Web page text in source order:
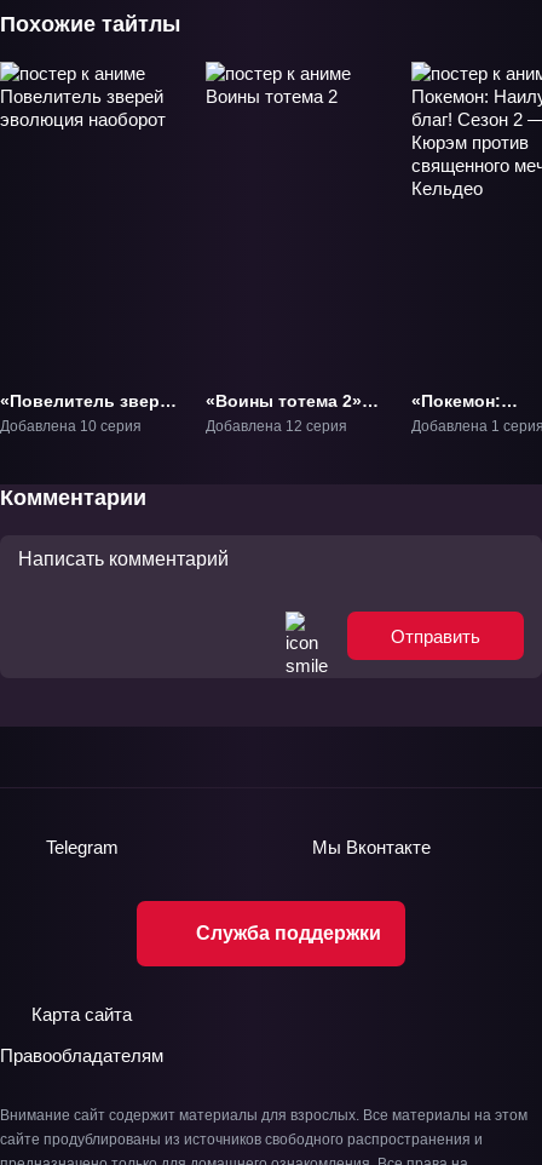
Похожие тайтлы
«Повелитель зверей
эволюция
Добавлена 10 серия
«Воины тотема 2»
ТВ-2
Добавлена 12 серия
«Покемон:
Наилучших
мечника
Добавлена 1
Комментарии
Отправить
Служба поддержки
Telegram Мы Вконтакте
Карта сайта
Правообладателям
Внимание сайт содержит материалы для взрослых. Все материалы на этом
сайте продублированы из источников свободного распространения и